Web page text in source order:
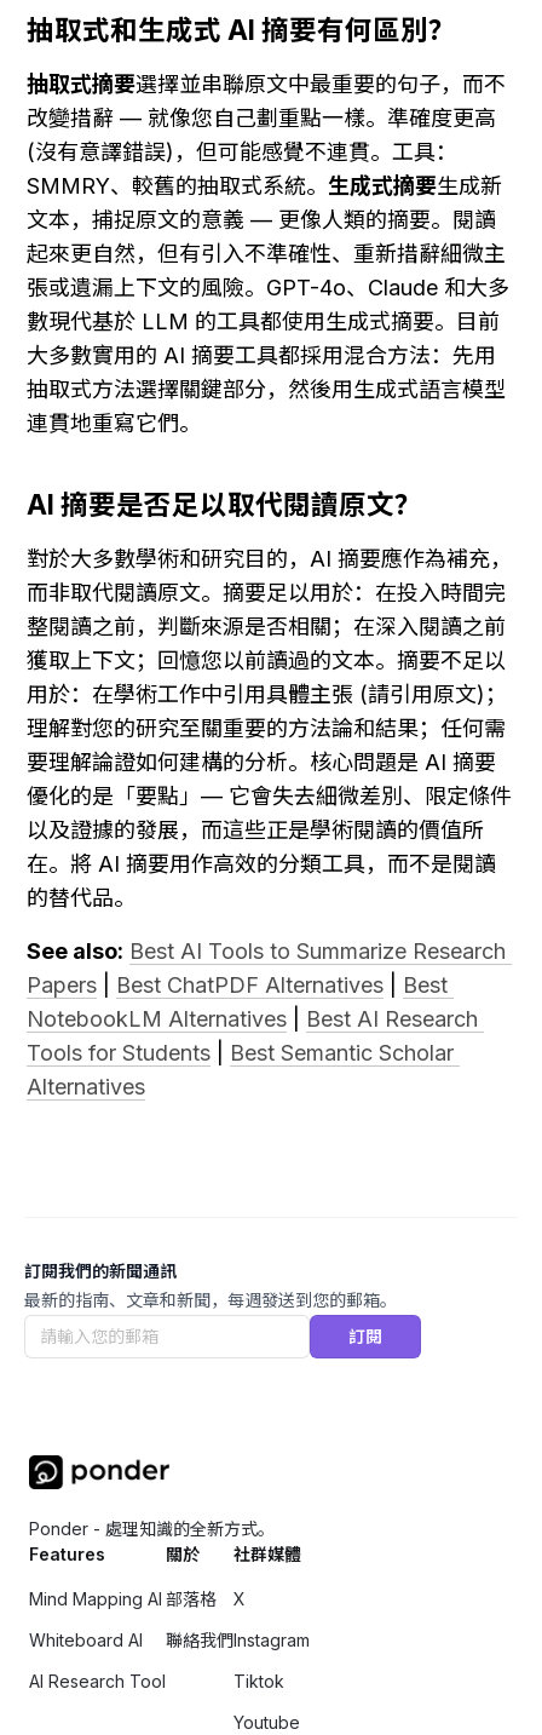
抽取式和生成式 AI 摘要有何區別？
抽取式摘要選擇並串聯原文中最重要的句子，而不
改變措辭 — 就像您自己劃重點一樣。準確度更高
(沒有意譯錯誤)，但可能感覺不連貫。工具：
SMMRY、較舊的抽取式系統。 生成式摘要生成新
文本，捕捉原文的意義 — 更像人類的摘要。閱讀
起來更自然，但有引入不準確性、重新措辭細微主
張或遺漏上下文的風險。GPT-4o、Claude 和大多
數現代基於 LLM 的工具都使用生成式摘要。目前
大多數實用的 AI 摘要工具都採用混合方法：先用
抽取式方法選擇關鍵部分，然後用生成式語言模型
連貫地重寫它們。
AI 摘要是否足以取代閱讀原文？
對於大多數學術和研究目的，AI 摘要應作為補充，
而非取代閱讀原文。摘要足以用於：在投入時間完
整閱讀之前，判斷來源是否相關；在深入閱讀之前
獲取上下文；回憶您以前讀過的文本。摘要不足以
用於：在學術工作中引用具體主張 (請引用原文)；
理解對您的研究至關重要的方法論和結果；任何需
要理解論證如何建構的分析。核心問題是 AI 摘要
優化的是「要點」— 它會失去細微差別、限定條件
以及證據的發展，而這些正是學術閱讀的價值所
在。將 AI 摘要用作高效的分類工具，而不是閱讀
的替代品。
See also: Best AI Tools to Summarize Research
Papers
Best ChatPDF Alternatives
Best
NotebookLM Alternatives
Best AI Research
Tools for Students
Best Semantic Scholar
Alternatives
訂閱我們的新聞通訊
最新的指南、文章和新聞，每週發送到您的郵箱。
訂閱
Ponder - 處理知識的全新方式。
Features
Mind Mapping AI
Whiteboard AI
AI Research Tool
關於
部落格
聯絡我們
社群媒體
X
Instagram
Tiktok
Youtube